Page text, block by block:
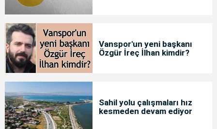
Vanspor'un yeni başkanı
Özgür İreç İlhan kimdir?
Sahil yolu çalışmaları hız
kesmeden devam ediyor